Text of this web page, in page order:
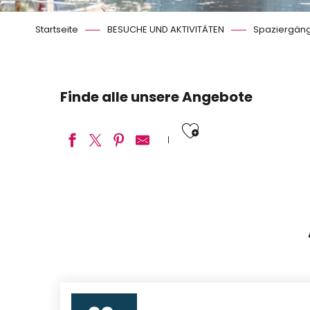
Startseite BESUCHE UND AKTIVITÄTEN
Finde alle unsere Angebote
Ajouter
Circuit de Beauregard de Fontaines-en-Sologne